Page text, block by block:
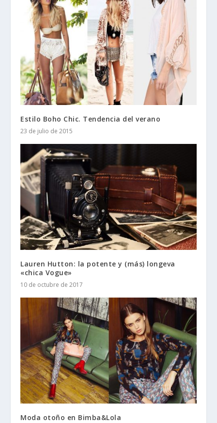
Estilo Boho Chic. Tendencia del verano
23 de julio de 2015
Lauren Hutton: la potente y (más) longeva
«chica Vogue»
10 de octubre de 2017
Moda otoño en Bimba&Lola